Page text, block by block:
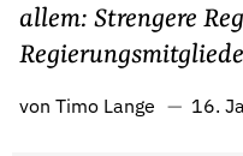
Geschenkspende
Bußgelder und Geldauflagen
Projektspende
allem: Strengere
von Timo Lange 16.